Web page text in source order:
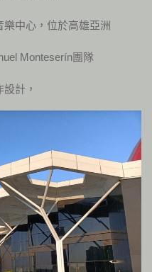
中心，位於高雄亞洲
Monteserín團隊
計，